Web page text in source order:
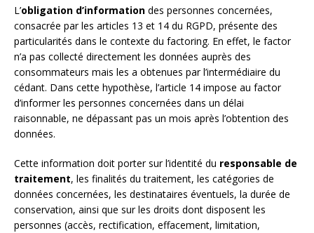
L’obligation d’information des personnes concernées,
consacrée par les articles 13 et 14 du RGPD, présente des
particularités dans le contexte du factoring. En effet, le factor
n’a pas collecté directement les données auprès des
consommateurs mais les a obtenues par l’intermédiaire du
cédant. Dans cette hypothèse, l’article 14 impose au factor
d’informer les personnes concernées dans un délai
raisonnable, ne dépassant pas un mois après l’obtention des
données.
Cette information doit porter sur l’identité du responsable de
traitement, les finalités du traitement, les catégories de
données concernées, les destinataires éventuels, la durée de
conservation, ainsi que sur les droits dont disposent les
personnes (accès, rectification, effacement, limitation,